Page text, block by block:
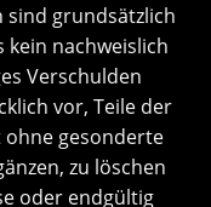
grundsätzlich
kein nachweislich
Verschulden
vor, Teile der
ohne gesonderte
zu löschen
oder endgültig